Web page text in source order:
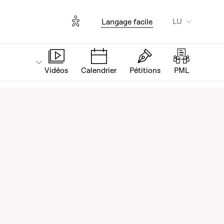
Options d'accessibilité
Langage facile LU
Vidéos Calendrier Pétitions PML